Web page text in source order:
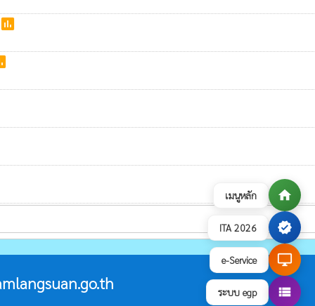
เมนูหลัก home
ITA 2026 verified
e-Service desktop_windows
ระบบ egp view_list
poll